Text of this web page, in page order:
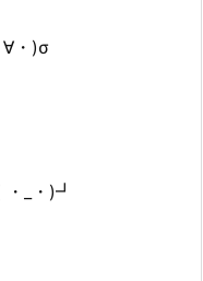
∀・)σ
_・)┛